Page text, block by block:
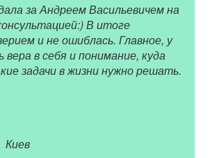
за Андреем Васильевичем на
В итоге
и не ошиблась. Главное, у
вера в себя и понимание, куда
задачи в жизни нужно решать.
Киев